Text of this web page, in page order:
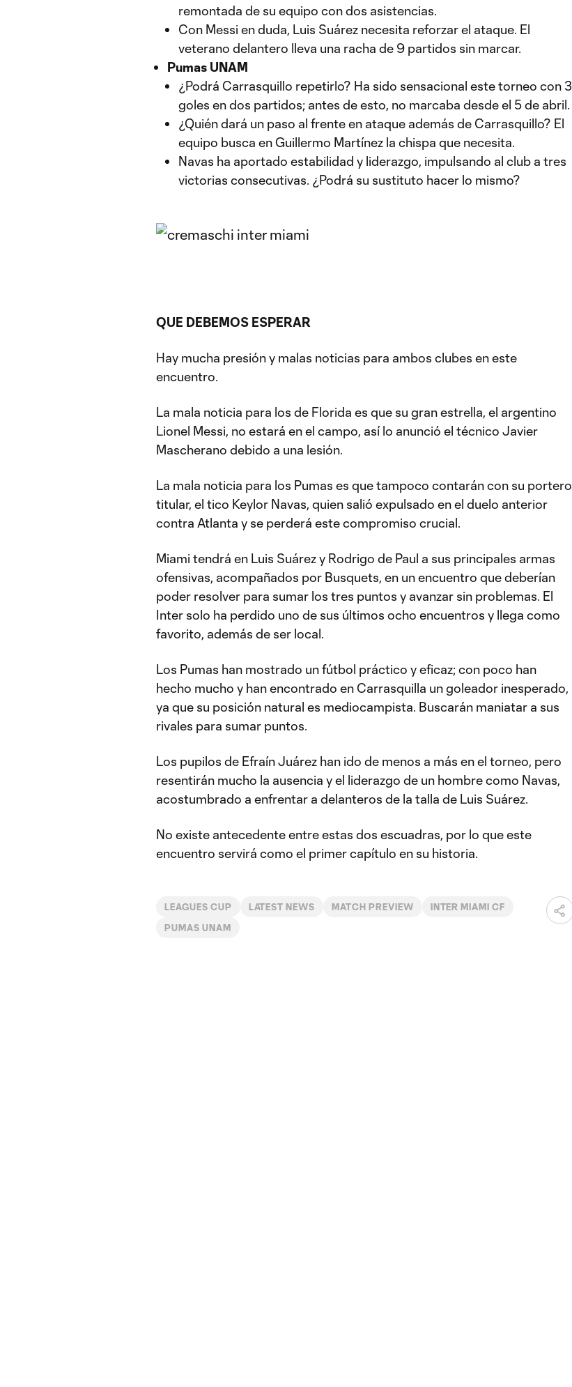
remontada de su equipo con dos asistencias.
Con Messi en duda, Luis Suárez necesita reforzar el ataque. El
veterano delantero lleva una racha de 9 partidos sin marcar.
Pumas UNAM
¿Podrá Carrasquillo repetirlo? Ha sido sensacional este torneo con 3
goles en dos partidos; antes de esto, no marcaba desde el 5 de abril.
¿Quién dará un paso al frente en ataque además de Carrasquillo? El
equipo busca en Guillermo Martínez la chispa que necesita.
Navas ha aportado estabilidad y liderazgo, impulsando al club a tres
victorias consecutivas. ¿Podrá su sustituto hacer lo mismo?
QUE DEBEMOS ESPERAR
Hay mucha presión y malas noticias para ambos clubes en este
encuentro.
La mala noticia para los de Florida es que su gran estrella, el argentino
Lionel Messi, no estará en el campo, así lo anunció el técnico Javier
Mascherano debido a una lesión.
La mala noticia para los Pumas es que tampoco contarán con su portero
titular, el tico Keylor Navas, quien salió expulsado en el duelo anterior
contra Atlanta y se perderá este compromiso crucial.
Miami tendrá en Luis Suárez y Rodrigo de Paul a sus principales armas
ofensivas, acompañados por Busquets, en un encuentro que deberían
poder resolver para sumar los tres puntos y avanzar sin problemas. El
Inter solo ha perdido uno de sus últimos ocho encuentros y llega como
favorito, además de ser local.
Los Pumas han mostrado un fútbol práctico y eficaz; con poco han
hecho mucho y han encontrado en Carrasquilla un goleador inesperado,
ya que su posición natural es mediocampista. Buscarán maniatar a sus
rivales para sumar puntos.
Los pupilos de Efraín Juárez han ido de menos a más en el torneo, pero
resentirán mucho la ausencia y el liderazgo de un hombre como Navas,
acostumbrado a enfrentar a delanteros de la talla de Luis Suárez.
No existe antecedente entre estas dos escuadras, por lo que este
encuentro servirá como el primer capítulo en su historia.
LEAGUES CUP LATEST NEWS MATCH PREVIEW INTER MIAMI CF
PUMAS UNAM